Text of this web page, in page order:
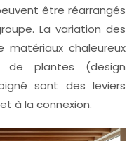
être réarrangés
La variation des
matériaux chaleureux
de plantes (design
sont des leviers
à la connexion.